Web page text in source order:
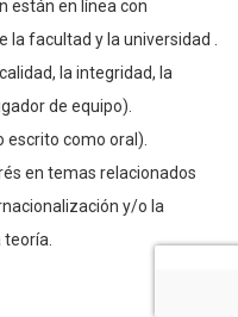
están en línea con
la facultad y la universidad .
la integridad, la
de equipo).
escrito como oral).
en temas relacionados
y/o la
teoría.